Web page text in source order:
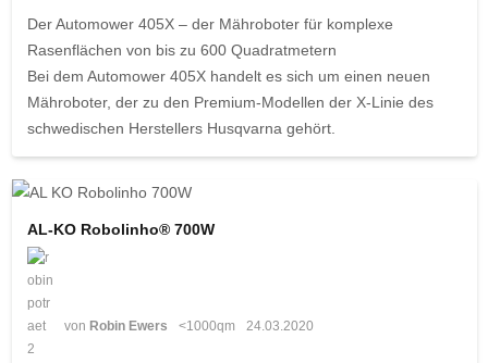
Der Automower 405X – der Mähroboter für komplexe
Rasenflächen von bis zu 600 Quadratmetern
Bei dem Automower 405X handelt es sich um einen neuen
Mähroboter, der zu den Premium-Modellen der X-Linie des
schwedischen Herstellers Husqvarna gehört.
AL-KO Robolinho® 700W
von Robin Ewers <1000qm 24.03.2020